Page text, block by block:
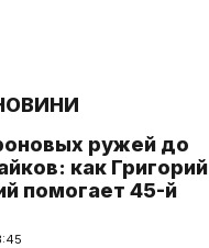
ружей до
как Григорий
помогает 45-й